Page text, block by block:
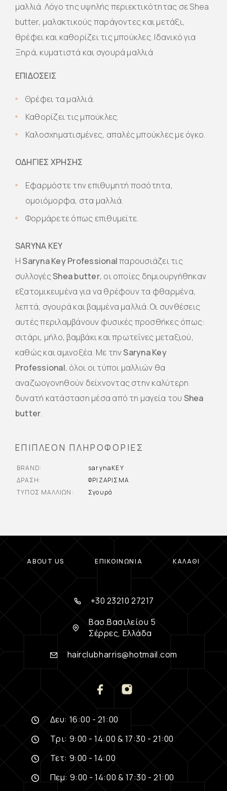
μαλλιά. Λόγο της υψηλής περιεκτικότητας σε Shea
butter, μαλακτικούς παράγοντες και μετάξι,
θρέφει και καθορίζει τις μπούκλες. Ιδανικό για
Ξηρά, κυματιστά και σγουρά μαλλιά
ΕΠΙΔΟΣΕΙΣ
Θρέφει τα μαλλιά.
Καθορίζει τις μπούκλες.
Καλοσχηματισμένες, απαλές μπούκλες με όγκο.
ΟΔΗΓΙΕΣ ΧΡΗΣΗΣ
Εφαρμόστε την επιθυμητή ποσότητα,
ομοιόμορφα, στα μαλλιά.
Φορμάρετε όπως επιθυμείτε.
SARYNA KEY
ΗSaryna Key Professionalπαρουσιάζει τις
συλλογέςShea butter, οι οποίες δημιουργήθηκαν
εξατομικευμένα για να θρέφουν τα φθαρμένα,
λεπτά, σγουρά και βαμμένα μαλλιά. Oι συνθέσεις
αυτές περιλαμβάνουν φυσικές προσθήκες όπως:
σιτάρι, μήλο, βαμβάκι και πρωτεΐνες μεταξιού,
καθώς και αμινοξέα. Με τηνSaryna Key
Professional, όλοι οι τύποι μαλλιών θα
αναζωογονηθούν δείχνοντας στην καλύτερη
δυνατή κατάσταση μέσα από τη μαγεία του Shea
butter.
ΕΠΙΠΛΈΟΝ ΠΛΗΡΟΦΟΡΊΕΣ
BRAND
sarynaKEY
ΔΡΆΣΗ
ΦΡΙΖΑΡΙΣΜΑ
ΤΎΠΟΣ ΜΑΛΛΙΏΝ
Σγουρά
ABOUT US ΕΠΙΚΟΙΝΩΝΊΑ ΚΑΛΆΘΙ
+30 23210 27217
Βασ.Βασιλείου 5
Σέρρες, Ελλάδα
hairclubharris@hotmail.com
Δευ: 16:00 - 21:00
Τρι: 9:00 - 14:00 & 17:30 - 21:00
Τετ: 9:00 - 14:00
Πεμ: 9:00 - 14:00 & 17:30 - 21:00